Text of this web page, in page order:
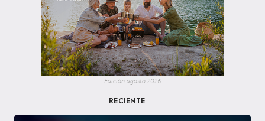
Edición agosto 2026
RECIENTE